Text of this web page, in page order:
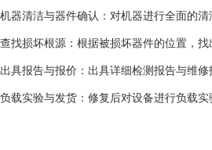
机器清洁与器件确认：对机器进行全面的
查找损坏根源：根据被损坏器件的位置，
出具报告与报价：出具详细检测报告与维
负载实验与发货：修复后对设备进行负载